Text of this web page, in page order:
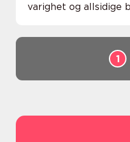
varighet og allsidige
1